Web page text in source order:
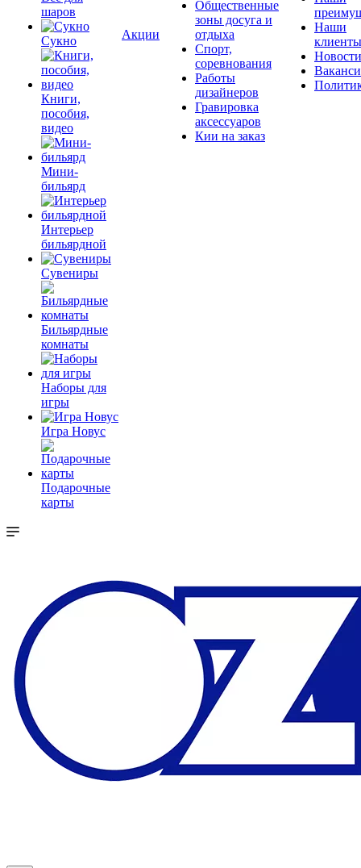
шаров
Сукно
Книги,
пособия,
видео
Мини-
бильярд
Интерьер
бильярдной
Сувениры
Бильярдные
комнаты
Наборы для
игры
Игра Новус
Подарочные
карты
Акции
Общественные
зоны досуга и
отдыха
Спорт,
соревнования
Работы
дизайнеров
Гравировка
аксессуаров
Кии на заказ
Наши
клиенты
Новости